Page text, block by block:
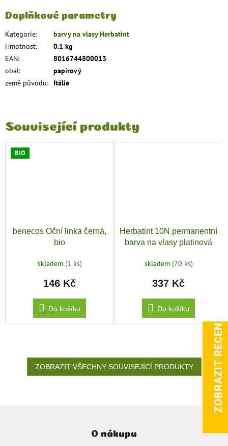
Související produkty
BIO
benecos Oční linka černá,
bio
skladem (1 ks)
146 Kč
Do košíku
Herbatint 10N permanentní
barva na vlasy platinová
skladem (70 ks)
337 Kč
Do košíku
ZOBRAZIT VŠECHNY SOUVISEJÍCÍ PRODUKTY
Doplňkové parametry
Kategorie:
barvy na vlasy Herbatint
Hmotnost:
0.1 kg
EAN:
8016744800013
obal:
papírový
země původu: Itálie
O nákupu
ZOBRAZIT RECENZE